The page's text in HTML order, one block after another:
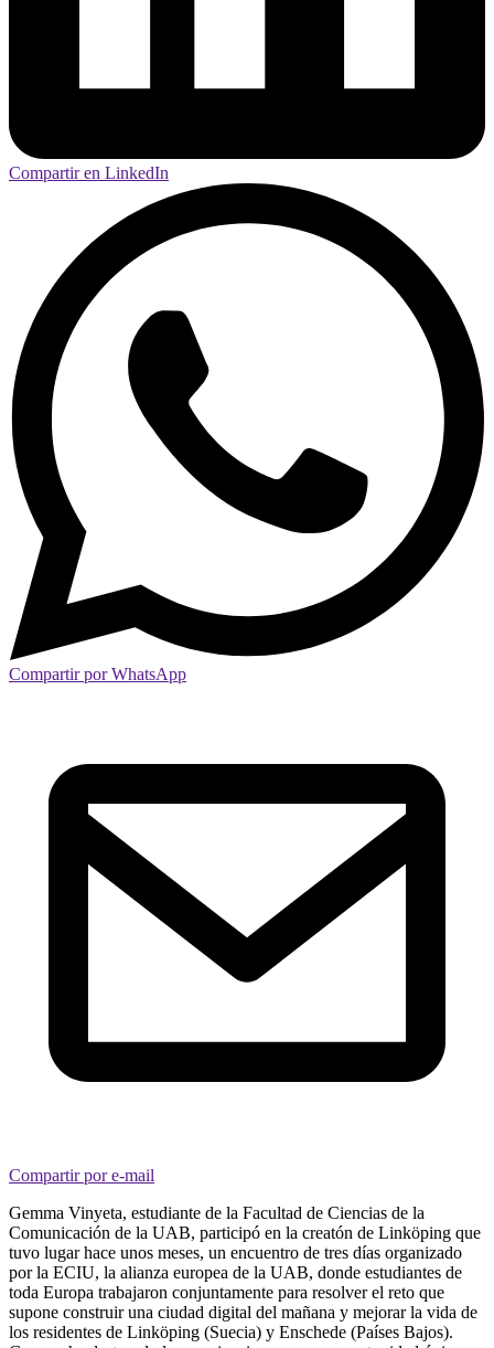
Compartir en LinkedIn
Compartir por WhatsApp
Compartir por e-mail
Gemma Vinyeta, estudiante de la Facultad de Ciencias de la
Comunicación de la UAB, participó en la creatón de Linköping que
tuvo lugar hace unos meses, un encuentro de tres días organizado
por la ECIU, la alianza europea de la UAB, donde estudiantes de
toda Europa trabajaron conjuntamente para resolver el reto que
supone construir una ciudad digital del mañana y mejorar la vida de
los residentes de Linköping (Suecia) y Enschede (Países Bajos).